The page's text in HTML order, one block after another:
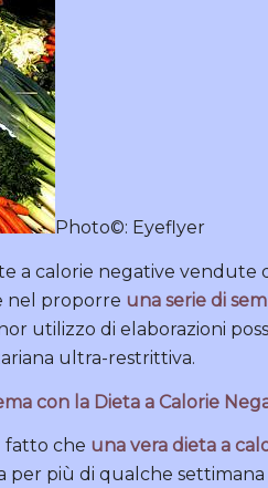
Photo©: Eyeflyer
a calorie negative vendute
nel proporre una serie di
utilizzo di elaborazioni
ultra-restrittiva.
con la Dieta a Calorie
fatto che una vera dieta a
per più di qualche